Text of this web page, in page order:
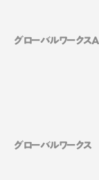
グローバルワークスA
グローバルワークス